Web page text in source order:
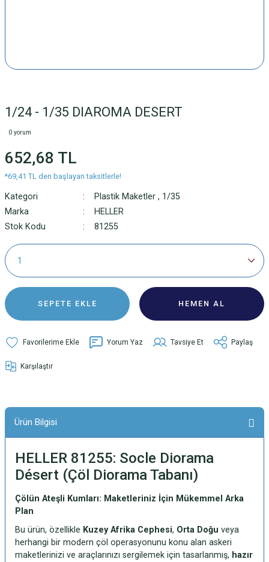
1/24 - 1/35 DIAROMA DESERT
0 yorum
652,68 TL
*69,41 TL den başlayan taksitlerle!
Kategori Plastik Maketler , 1/35
Marka
HELLER
Stok Kodu
81255
SEPETE EKLE HEMEN AL
Yorum Yaz Tavsiye Et Paylaş
Karşılaştır
Ürün Bilgisi
HELLER 81255: Socle Diorama
Désert (Çöl Diorama Tabanı)
Çölün Ateşli Kumları: Maketleriniz İçin Mükemmel Arka
Plan
Bu ürün, özellikle Kuzey Afrika Cephesi, Orta Doğu veya
herhangi bir modern çöl operasyonunu konu alan askeri
maketlerinizi ve araçlarınızı sergilemek için tasarlanmış, hazır